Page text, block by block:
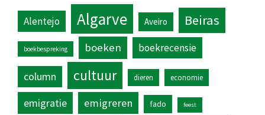
Alentejo Algarve Aveiro Beiras
boekbespreking boeken boekrecensie
column cultuur dieren economie
emigratie emigreren fado feest